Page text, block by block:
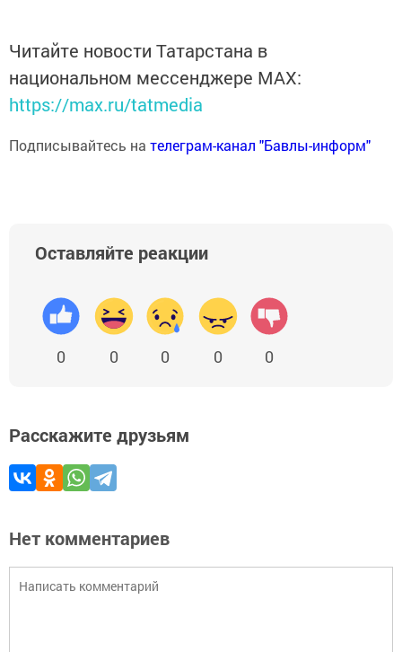
Читайте новости Татарстана в
национальном мессенджере MАХ:
https://max.ru/tatmedia
Подписывайтесь на телеграм-канал "Бавлы-информ"
Оставляйте реакции
0 0 0 0 0
Расскажите друзьям
Нет комментариев